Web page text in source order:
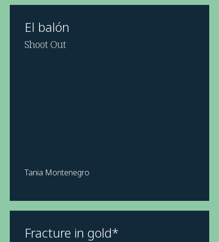
El balón
Shoot Out
Tania Montenegro
Fracture in gold*